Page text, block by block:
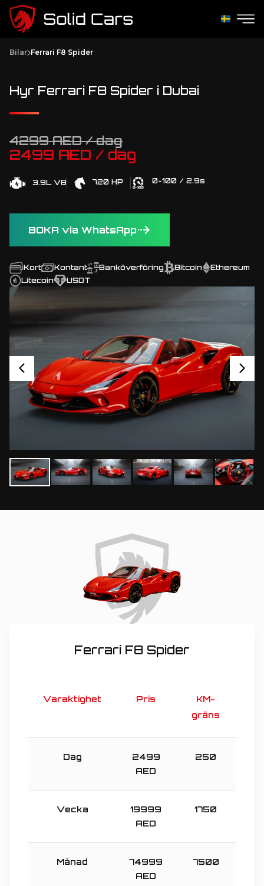
Bilar Ferrari F8 Spider
Hyr Ferrari F8 Spider i Dubai
4299 AED / dag
2499 AED / dag
3.9L V8 720 HP 0-100 / 2.9s
BOKA via WhatsApp
Kort Kontant Banköverföring Bitcoin
Ethereum
Litecoin
USDT
Ferrari F8 Spider
Varaktighet Pris
KM-
gräns
Dag
2499
AED
250
Vecka
19999
AED
1750
Månad
74999
AED
7500